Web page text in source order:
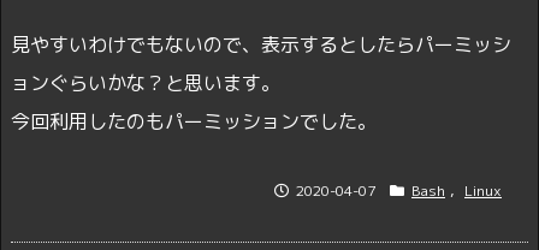
見やすいわけでもないので、表示するとしたらパーミッシ
ョンぐらいかな？と思います。
今回利用したのもパーミッションでした。
2020-04-07 Bash , Linux